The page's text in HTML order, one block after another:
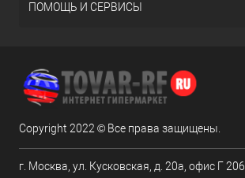
ПОМОЩЬ И СЕРВИСЫ
Copyright 2022 © Все права защищены.
г. Москва, ул. Кусковская, д. 20а, офис Г 206